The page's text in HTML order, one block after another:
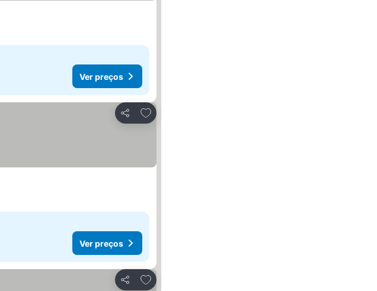
Ver preços
Partilhar
Adicionar aos favoritos
Ver preços
Partilhar
Adicionar aos favoritos